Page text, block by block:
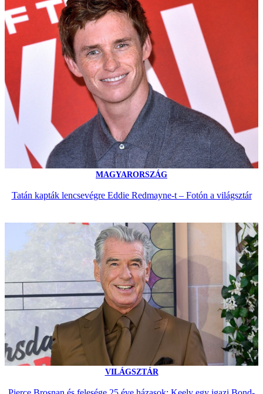
MAGYARORSZÁG
Tatán kapták lencsevégre Eddie Redmayne-t – Fotón a világsztár
VILÁGSZTÁR